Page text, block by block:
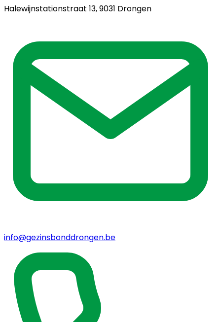
Halewijnstationstraat 13, 9031 Drongen
info@gezinsbonddrongen.be